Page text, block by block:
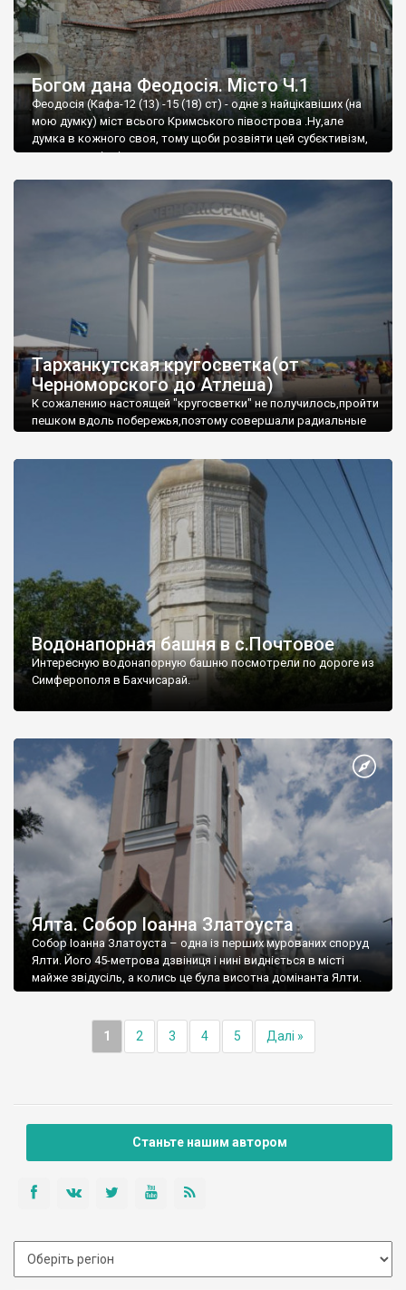
Богом дана Феодосія. Місто Ч.1
Феодосія (Кафа-12 (13) -15 (18) ст) - одне з найцікавіших (на
мою думку) міст всього Кримського півострова .Ну,але
думка в кожного своя, тому щоби розвіяти цей субєктивізм,
запрошую відвідати це
Тарханкутская кругосветка(от
Черноморского до Атлеша)
К сожалению настоящей "кругосветки" не получилось,пройти
пешком вдоль побережья,поэтому совершали радиальные
Водонапорная башня в с.Почтовое
Интересную водонапорную башню посмотрели по дороге из
Симферополя в Бахчисарай.
Ялта. Собор Іоанна Златоуста
Собор Іоанна Златоуста – одна із перших мурованих споруд
Ялти. Його 45-метрова дзвіниця і нині видніється в місті
майже звідусіль, а колись це була висотна домінанта Ялти.
1 2 3 4 5 Далі »
Станьте нашим автором